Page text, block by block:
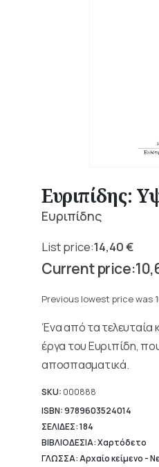
Ευριπίδης:
Ευριπίδης
14,40€
Original
price
14,40 €.
price
10,64 €.
Previous lowest price was
Ένα από τα τελευταία
έργα του Ευριπίδη,
αποσπασματικά.
SKU: 000888
ISBN: 9789603524014
ΣΕΛΙΔΕΣ: 184
ΒΙΒΛΙΟΔΕΣΙΑ: Χαρτόδετο
ΓΛΩΣΣΑ: Αρχαίο κείμενο -